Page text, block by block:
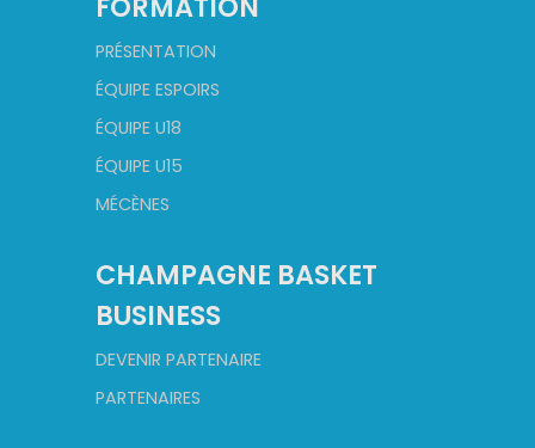
PRÉSENTATION
ÉQUIPE ESPOIRS
ÉQUIPE U18
ÉQUIPE U15
MÉCÈNES
CHAMPAGNE BASKET
BUSINESS
DEVENIR PARTENAIRE
PARTENAIRES